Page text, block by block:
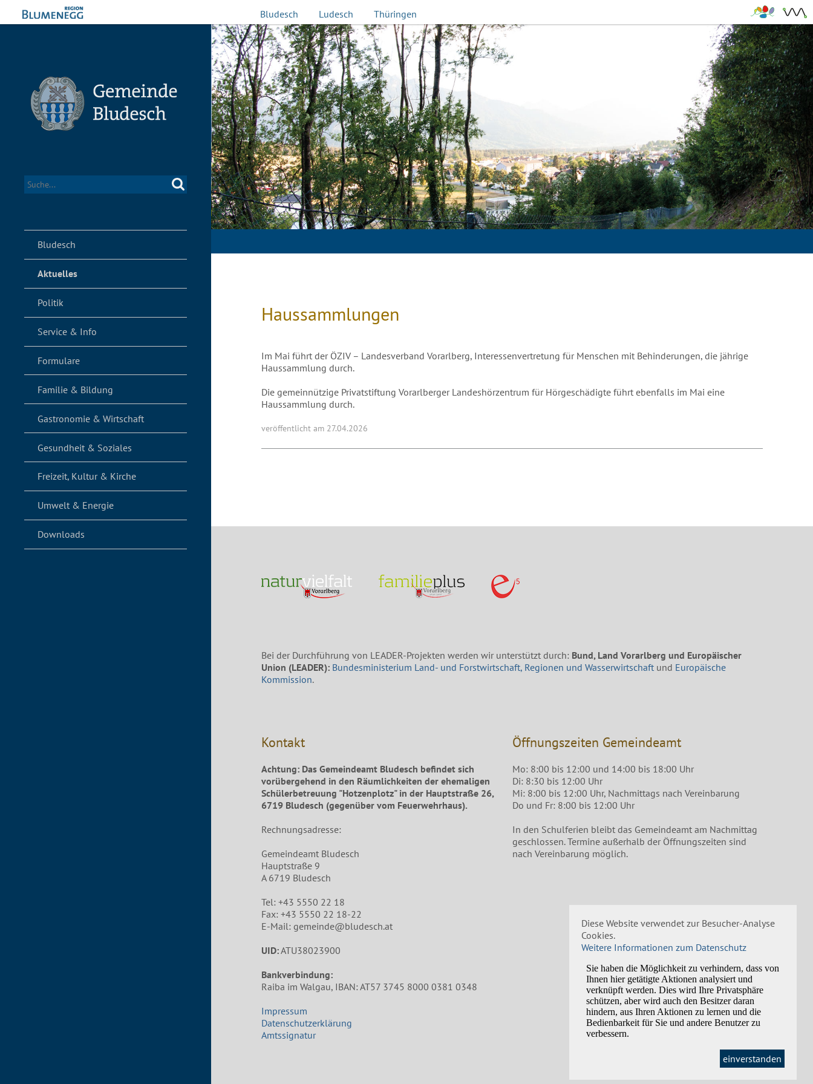
Diese Website verwendet zur Besucher-Analyse
Cookies.
Weitere Informationen zum Datenschutz
einverstanden
Bludesch Ludesch Thüringen
Bludesch
Aktuelles
Politik
Service & Info
Formulare
Familie & Bildung
Gastronomie & Wirtschaft
Gesundheit & Soziales
Freizeit, Kultur & Kirche
Umwelt & Energie
Downloads
Haussammlungen
Im Mai führt der ÖZIV – Landesverband Vorarlberg, Interessenvertretung für Menschen mit Behinderungen, die jährige
Haussammlung durch.
Die gemeinnützige Privatstiftung Vorarlberger Landeshörzentrum für Hörgeschädigte führt ebenfalls im Mai eine
Haussammlung durch.
veröffentlicht am 27.04.2026
Bei der Durchführung von LEADER-Projekten werden wir unterstützt durch: Bund, Land Vorarlberg und Europäischer
Union (LEADER): Bundesministerium Land- und Forstwirtschaft, Regionen und Wasserwirtschaft und Europäische
Kommission.
Kontakt
Achtung: Das Gemeindeamt Bludesch befindet sich
vorübergehend in den Räumlichkeiten der ehemaligen
Schülerbetreuung "Hotzenplotz" in der Hauptstraße 26,
6719 Bludesch (gegenüber vom Feuerwehrhaus).
Rechnungsadresse:
Gemeindeamt Bludesch
Hauptstraße 9
A 6719 Bludesch
Tel: +43 5550 22 18
Fax: +43 5550 22 18-22
E-Mail: gemeinde@bludesch.at
UID:ATU38023900
Bankverbindung:
Raiba im Walgau, IBAN: AT57 3745 8000 0381 0348
Impressum
Datenschutzerklärung
Amtssignatur
Öffnungszeiten Gemeindeamt
Mo: 8:00 bis 12:00 und 14:00 bis 18:00 Uhr
Di: 8:30 bis 12:00 Uhr
Mi: 8:00 bis 12:00 Uhr, Nachmittags nach Vereinbarung
Do und Fr: 8:00 bis 12:00 Uhr
In den Schulferien bleibt das Gemeindeamt am Nachmittag
geschlossen. Termine außerhalb der Öffnungszeiten sind
nach Vereinbarung möglich.